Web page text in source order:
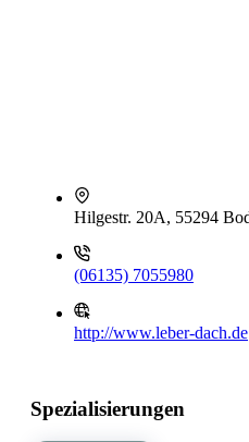
Hilgestr. 20A, 55294
(06135) 7055980
http://www.leber-dach.de
Spezialisierungen